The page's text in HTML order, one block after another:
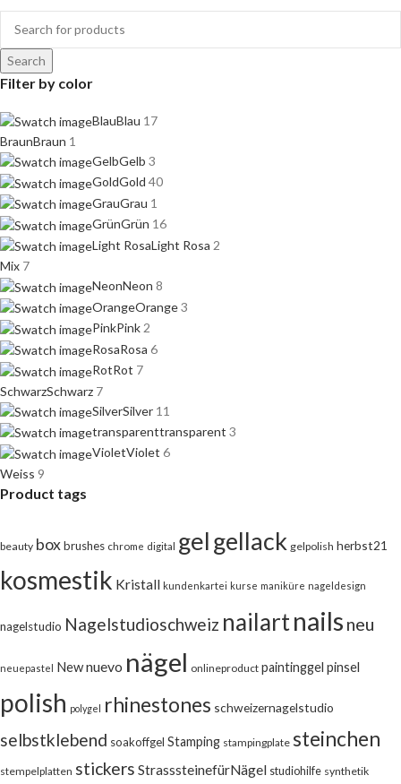
Search
Filter by color
BlauBlau 17
BraunBraun 1
GelbGelb 3
GoldGold 40
GrauGrau 1
GrünGrün 16
Light RosaLight Rosa 2
Mix 7
NeonNeon 8
OrangeOrange3
PinkPink 2
RosaRosa 6
RotRot 7
SchwarzSchwarz 7
SilverSilver 11
transparenttransparent 3
VioletViolet 6
Weiss 9
Product tags
beauty boxbrushes chrome digital gelgellack gelpolish herbst21
kosmestik Kristall kundenkartei kurse maniküre nageldesign
nagelstudio Nagelstudioschweiz nailartnails neu
neuepastel Newnuevo nägel onlineproduct paintinggel pinsel
polish polygel rhinestones schweizernagelstudio
selbstklebend soakoffgel Stamping stampingplate steinchen
stempelplatten stickers StrasssteinefürNägel studiohilfe synthetik